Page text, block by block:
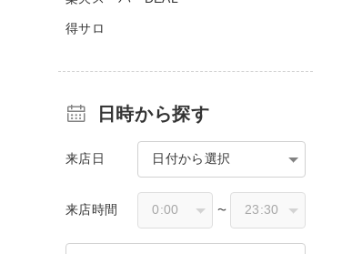
得サロ
日時から探す
来店日 日付から選択
来店時間 〜